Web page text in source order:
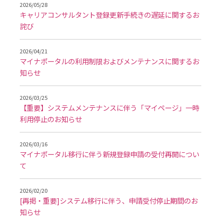
2026/05/28
キャリアコンサルタント登録更新手続きの遅延に関するお
詫び
2026/04/21
マイナポータルの利用制限およびメンテナンスに関するお
知らせ
2026/03/25
【重要】システムメンテナンスに伴う「マイページ」一時
利用停止のお知らせ
2026/03/16
マイナポータル移行に伴う新規登録申請の受付再開につい
て
2026/02/20
[再掲・重要]システム移行に伴う、申請受付停止期間のお
知らせ